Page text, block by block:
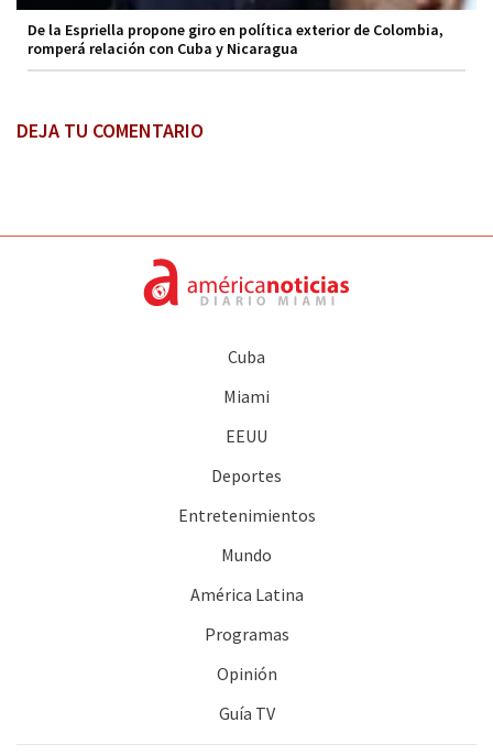
De la Espriella propone giro en política exterior de Colombia,
romperá relación con Cuba y Nicaragua
DEJA TU COMENTARIO
Cuba
Miami
EEUU
Deportes
Entretenimientos
Mundo
América Latina
Programas
Opinión
Guía TV